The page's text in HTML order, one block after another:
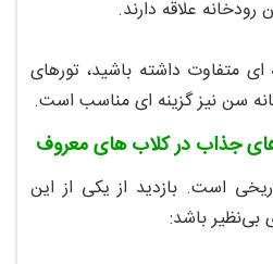
رودخانه علاقه دارند.
ای متفاوت داشته باشید، تورهای
سن نیز گزینه‌ ای مناسب است.
است. بازدید از یکی از این
بی‌نظیر باشد: